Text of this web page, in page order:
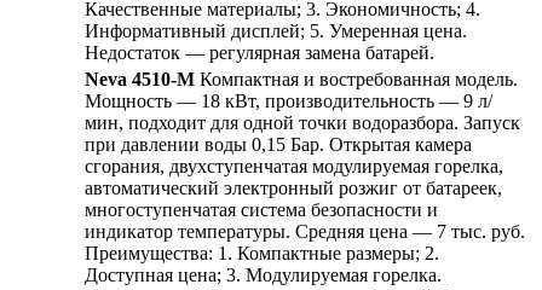
Качественные материалы; 3. Экономичность; 4.
Информативный дисплей; 5. Умеренная цена.
Недостаток — регулярная замена батарей.
Neva 4510-M Компактная и востребованная модель.
Мощность — 18 кВт, производительность — 9 л/
мин, подходит для одной точки водоразбора. Запуск
при давлении воды 0,15 Бар. Открытая камера
сгорания, двухступенчатая модулируемая горелка,
автоматический электронный розжиг от батареек,
многоступенчатая система безопасности и
индикатор температуры. Средняя цена — 7 тыс. руб.
Преимущества: 1. Компактные размеры; 2.
Доступная цена; 3. Модулируемая горелка.